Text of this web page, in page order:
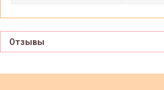
Отзывы